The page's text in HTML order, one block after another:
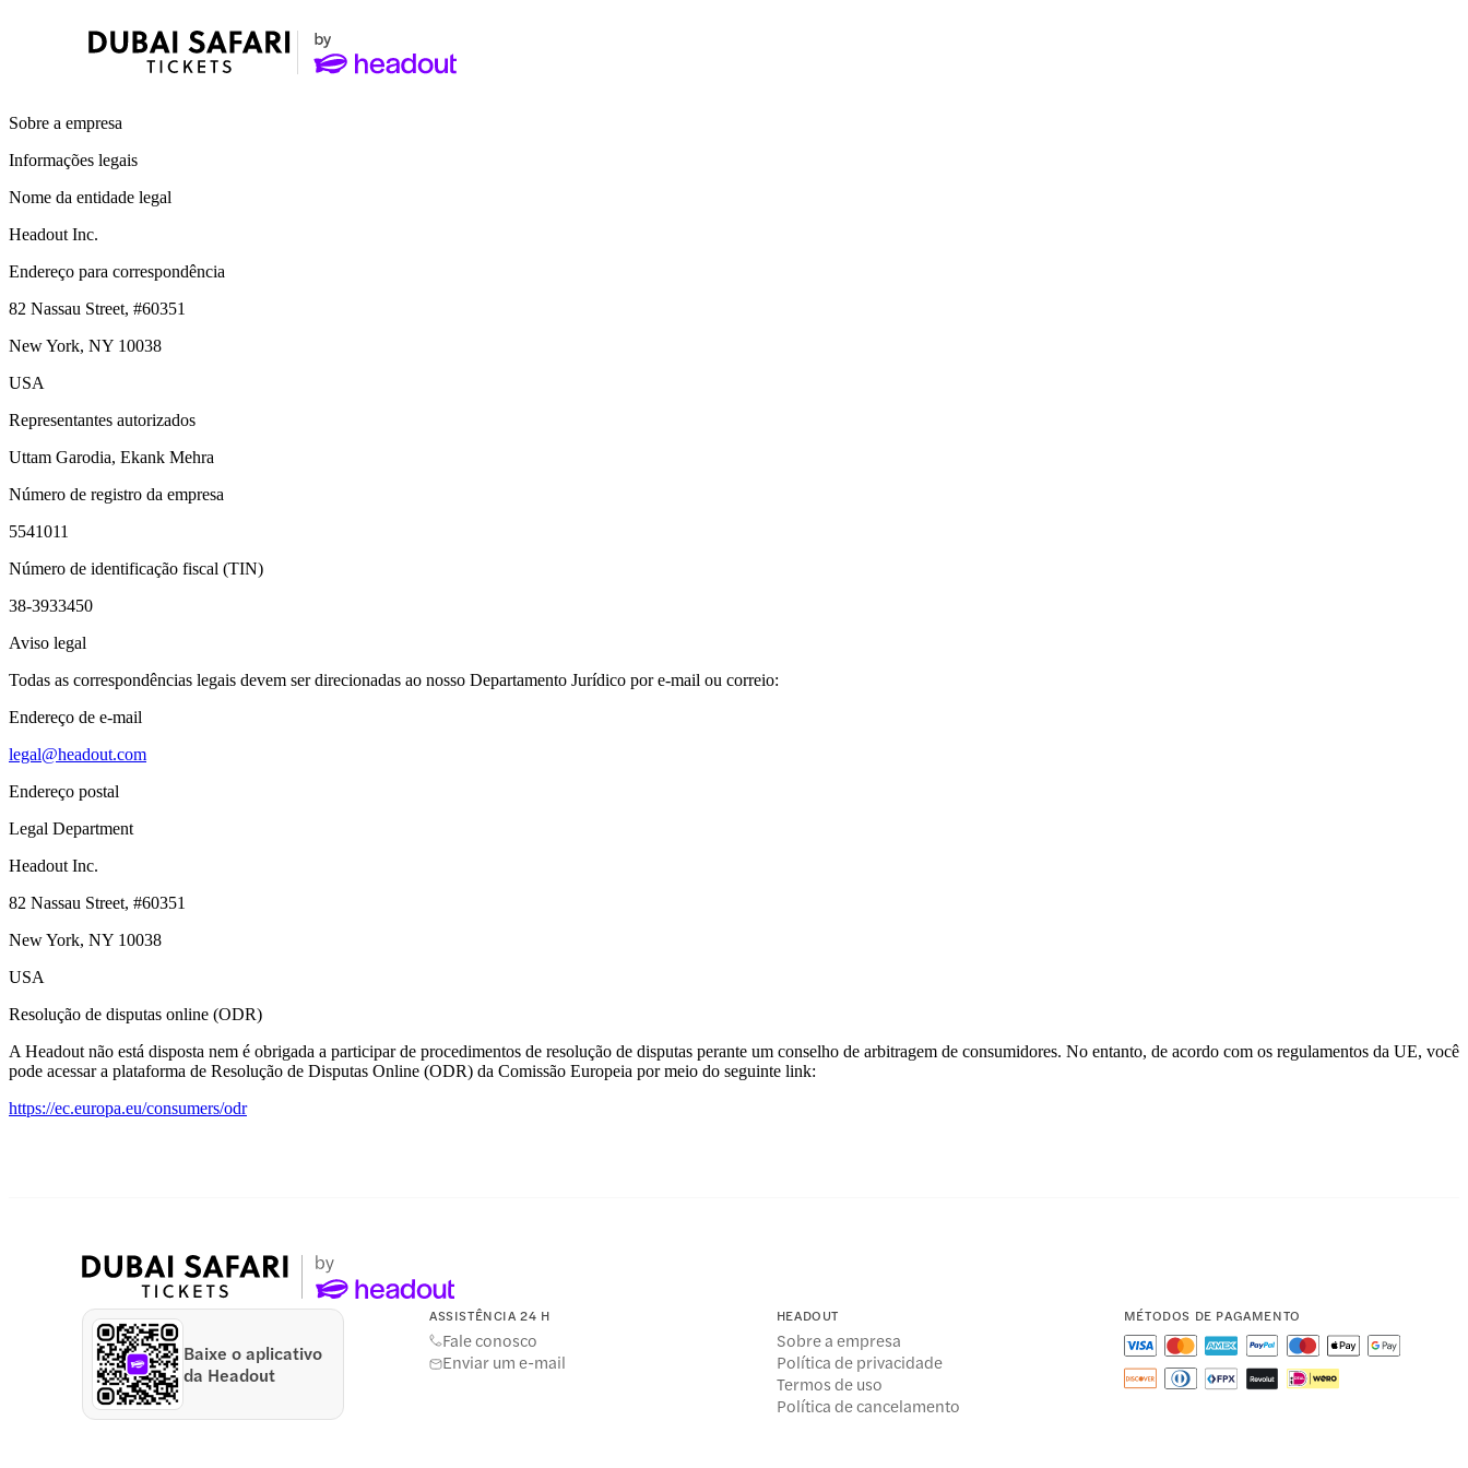
Sobre a empresa
Informações legais
Nome da entidade legal
Headout Inc.
Endereço para correspondência
82 Nassau Street, #60351
New York, NY 10038
USA
Representantes autorizados
Uttam Garodia, Ekank Mehra
Número de registro da empresa
5541011
Número de identificação fiscal (TIN)
38-3933450
Aviso legal
Todas as correspondências legais devem ser direcionadas ao nosso Departamento Jurídico por e-mail ou correio:
Endereço de e-mail
legal@headout.com
Endereço postal
Legal Department
Headout Inc.
82 Nassau Street, #60351
New York, NY 10038
USA
Resolução de disputas online (ODR)
A Headout não está disposta nem é obrigada a participar de procedimentos de resolução de disputas perante um conselho de arbitragem de consumidores. No entanto, de acordo com os regulamentos da UE, você
pode acessar a plataforma de Resolução de Disputas Online (ODR) da Comissão Europeia por meio do seguinte link:
https://ec.europa.eu/consumers/odr
Baixe o aplicativo
da Headout
ASSISTÊNCIA 24 H
Fale conosco
Enviar um e-mail
HEADOUT
Sobre a empresa
Política de privacidade
Termos de uso
Política de cancelamento
MÉTODOS DE PAGAMENTO